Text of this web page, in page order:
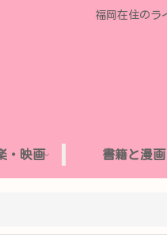
福岡在住のラ
・映画 書籍と漫画